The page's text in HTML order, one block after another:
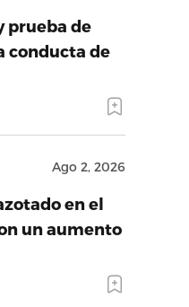
prueba de
conducta de
Ago 2, 2026
en el
un aumento